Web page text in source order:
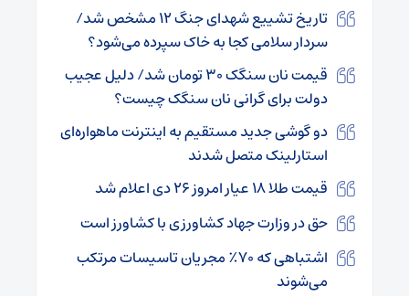
تاریخ تشییع شهدای جنگ ۱۲ مشخص شد/
سردار سلامی کجا به خاک سپرده می‌شود؟
قیمت نان سنگک ۳۰ تومان شد/ دلیل عجیب
دولت برای گرانی نان سنگک چیست؟
دو گوشی جدید مستقیم به اینترنت ماهواره‌ای
استارلینک متصل شدند
قیمت طلا ۱۸ عیار امروز ۲۶ دی اعلام شد
حق در وزارت جهاد کشاورزی با کشاورز است
اشتباهی که ۷۰٪ مجریان تاسیسات مرتکب
می‌شوند